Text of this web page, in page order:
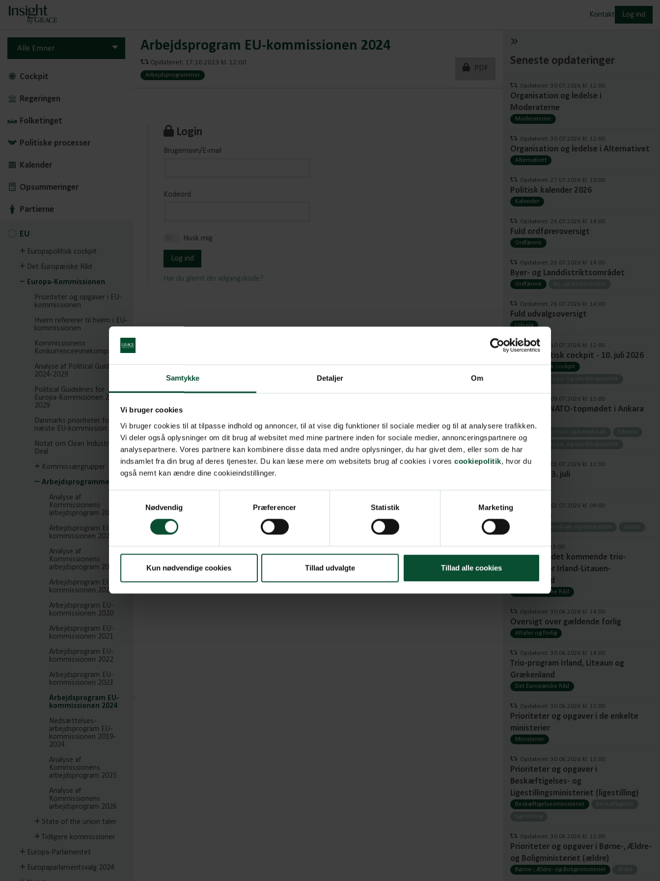
Samtykke Detaljer Om
Vi bruger cookies
Vi bruger cookies til at tilpasse indhold og annoncer, til at vise dig funktioner til sociale medier og til at analysere trafikken.
Vi deler også oplysninger om dit brug af websitet med mine partnere inden for sociale medier, annonceringspartnere og
analysepartnere. Vores partnere kan kombinere disse data med andre oplysninger, du har givet dem, eller som de har
indsamlet fra din brug af deres tjenester. Du kan læse mere om websitets brug af cookies i vores cookiepolitik, hvor du
også nemt kan ændre dine cookieindstillinger.
Nødvendig
Præferencer Statistik Marketing
Kun nødvendige cookies Tillad udvalgte Tillad alle cookies
Kontakt Log ind
Alle Emner
Cockpit
Regeringen
Folketinget
Politiske processer
Kalender
Opsummeringer
Partierne
EU
Europapolitisk cockpit
Det Europæiske Råd
Europa-Kommissionen
Prioriteter og opgaver i EU-
kommissionen
Hvem refererer til hvem i EU-
kommissionen
Kommissionens
Konkurrenceevnekompas
Analyse af Political Guidelines
2024-2029
Political Guidelines for
Europa-Kommisionen 2024-
2029
Danmarks prioriteter for den
næste EU-kommission
Notat om Clean Industrial
Deal
Kommissærgrupper
Arbejdsprogrammer
Analyse af
Kommissionens
arbejdsprogram 2026
Arbejdsprogram EU-
kommissionen 2026
Analyse af
Kommissionens
arbejdsprogram 2025
Arbejdsprogram EU-
kommissionen 2025
Arbejdsprogram EU-
kommissionen 2020
Arbejdsprogram EU-
kommissionen 2021
Arbejdsprogram EU-
kommissionen 2022
Arbejdsprogram EU-
kommissionen 2023
Arbejdsprogram EU-
kommissionen 2024
Nedsættelses-
arbejdsprogram EU-
kommissionen 2019-
2024
Analyse af
Kommissionens
arbejdsprogram 2025
Analyse af
Kommissionens
arbejdsprogram 2026
State of the union taler
Tidligere kommissioner
Europa-Parlamentet
Europaparlamentsvalg 2024
Arbejdsprogram EU-kommissionen 2024
Opdateret: 17.10.2023 kl. 12:00
Arbejdsprogrammer
PDF
Login
Brugernavn/E-mail
Kodeord
Husk mig
Log ind
Har du glemt din adgangskode?
Seneste opdateringer
Opdateret: 30.07.2026 kl. 12:00
Organisation og ledelse i
Moderaterne
Moderaterne
Opdateret: 30.07.2026 kl. 12:00
Organisation og ledelse i Alternativet
Alternativet
Opdateret: 27.07.2026 kl. 10:00
Politisk kalender 2026
Kalender
Opdateret: 26.07.2026 kl. 14:00
Fuld ordføreroversigt
Ordførere
Opdateret: 26.07.2026 kl. 14:00
Byer- og Landdistriktsområdet
Ordførere By, og landdistrikter
Opdateret: 26.07.2026 kl. 14:00
Fuld udvalgsoversigt
Udvalg
Opdateret: 10.07.2026 kl. 12:00
Europapolitisk cockpit - 10. juli 2026
Europapolitisk cockpit
Udenrigs-, europa- og udviklingspolitik
Opdateret: 09.07.2026 kl. 15:00
Notat om NATO-topmødet i Ankara
2026
Forsvar og beredskab
Erhverv
Udenrigs-, europa- og udviklingspolitik
Opdateret: 03.07.2026 kl. 11:00
Uge 27 - d. 3. juli
Opdateret: 02.07.2026 kl. 09:00
Strafpakke
Udlændinge og integration Justits
01.07.2026 kl. 13:00
Analyse af det kommende trio-
program for Irland-Litauen-
Grækenland
Det Europæiske Råd
Opdateret: 30.06.2026 kl. 14:00
Oversigt over gældende forlig
Aftaler og forlig
Opdateret: 30.06.2026 kl. 14:00
Trio-program Irland, Liteaun og
Grækenland
Det Europæiske Råd
Opdateret: 30.06.2026 kl. 13:00
Prioriteter og opgaver i de enkelte
ministerier
Ministerier
Opdateret: 30.06.2026 kl. 13:00
Prioriteter og opgaver i
Beskæftigelses- og
Ligestillingsministeriet (ligestilling)
Beskæftigelsesministeriet
Beskæftigelse
Ligestilling
Opdateret: 30.06.2026 kl. 13:00
Prioriteter og opgaver i Børne-, Ældre-
og Boligministeriet (ældre)
Børne-, Ældre- og Boligministeriet Ældre